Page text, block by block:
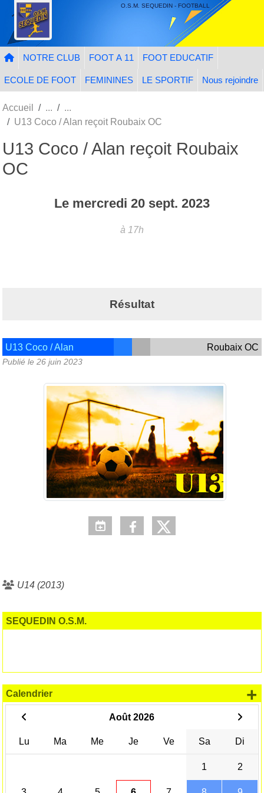
O.S.M. SEQUEDIN - FOOTBALL
NOTRE CLUB FOOT A 11 FOOT EDUCATIF
ECOLE DE FOOT FEMININES LE SPORTIF Nous rejoindre
Accueil
U13 Coco / Alan reçoit Roubaix OC
U13 Coco / Alan reçoit Roubaix
OC
Le mercredi 20 sept. 2023
à 17h
Résultat
U13 Coco / Alan Roubaix OC
Publié le 26 juin 2023
U14 (2013)
SEQUEDIN O.S.M.
Calendrier
Août 2026
Lu Ma Me Je Ve Sa Di
1 2
+
Panneau de gestion des cookies